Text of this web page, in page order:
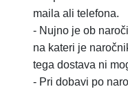
maila ali telefona.
- Nujno je ob
na kateri je
tega dostava ni
- Pri dobavi po